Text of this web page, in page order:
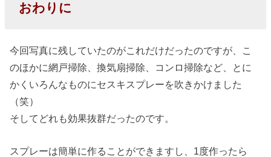
おわりに
今回写真に残していたのがこれだけだったのですが、こ
のほかに網戸掃除、換気扇掃除、コンロ掃除など、とに
かくいろんなものにセスキスプレーを吹きかけました
（笑）
そしてどれも効果抜群だったのです。
スプレーは簡単に作ることができますし、1度作ったら